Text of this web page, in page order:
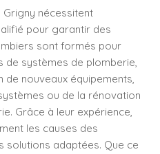
nécessitent
pour garantir des
sont formés pour
de systèmes de plomberie,
de nouveaux équipements,
ou de la rénovation
Grâce à leur expérience,
les causes des
adaptées. Que ce